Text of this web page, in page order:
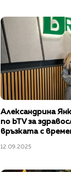
Александрина
по bTV за
връзката с
12.09.2025